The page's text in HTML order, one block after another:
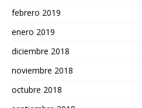
febrero 2019
enero 2019
diciembre 2018
noviembre 2018
octubre 2018